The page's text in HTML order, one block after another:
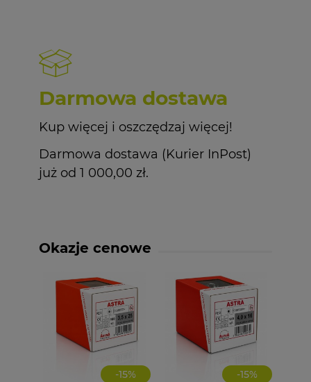
Darmowa dostawa
Kup więcej i oszczędzaj więcej!
Darmowa dostawa (Kurier InPost)
już od 1 000,00 zł.
Okazje cenowe
-15%
-15%